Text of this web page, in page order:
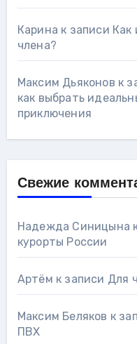
Карина к записи Как
члена?
Максим Дьяконов к
как выбрать
приключения
Свежие
Надежда Синицына
курорты России
Артём к записи Для
Максим Беляков к
ПВХ